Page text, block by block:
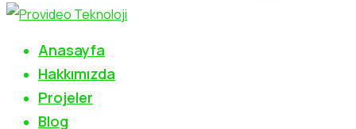
Anasayfa
Hakkımızda
Projeler
Blog